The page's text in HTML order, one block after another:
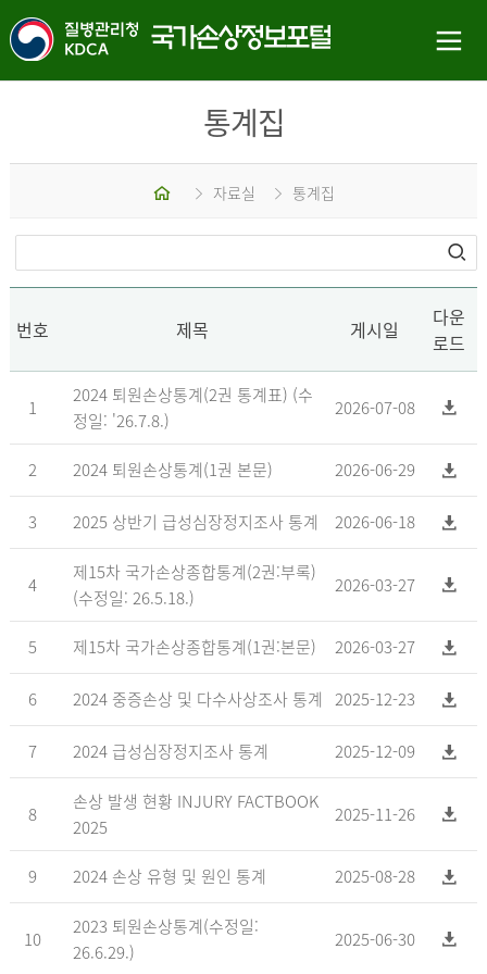
통계집
홈 자료실 통계집
번호 제목 게시일
다운
로드
1
2024 퇴원손상통계(2권 통계표) (수
정일: '26.7.8.)
2026-07-08
2 2024 퇴원손상통계(1권 본문) 2026-06-29
3 2025 상반기 급성심장정지조사 통계 2026-06-18
4
제15차 국가손상종합통계(2권:부록)
(수정일: 26.5.18.)
2026-03-27
5 제15차 국가손상종합통계(1권:본문) 2026-03-27
6 2024 중증손상 및 다수사상조사 통계 2025-12-23
7 2024 급성심장정지조사 통계 2025-12-09
8
손상 발생 현황 INJURY FACTBOOK
2025
2025-11-26
9 2024 손상 유형 및 원인 통계 2025-08-28
10
2023 퇴원손상통계(수정일:
26.6.29.)
2025-06-30